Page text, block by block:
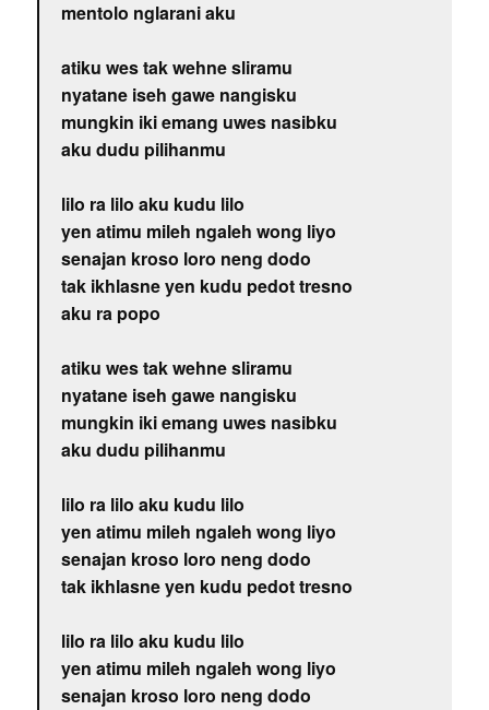
mentolo nglarani aku
atiku wes tak wehne sliramu
nyatane iseh gawe nangisku
mungkin iki emang uwes nasibku
aku dudu pilihanmu
lilo ra lilo aku kudu lilo
yen atimu mileh ngaleh wong liyo
senajan kroso loro neng dodo
tak ikhlasne yen kudu pedot tresno
aku ra popo
atiku wes tak wehne sliramu
nyatane iseh gawe nangisku
mungkin iki emang uwes nasibku
aku dudu pilihanmu
lilo ra lilo aku kudu lilo
yen atimu mileh ngaleh wong liyo
senajan kroso loro neng dodo
tak ikhlasne yen kudu pedot tresno
lilo ra lilo aku kudu lilo
yen atimu mileh ngaleh wong liyo
senajan kroso loro neng dodo